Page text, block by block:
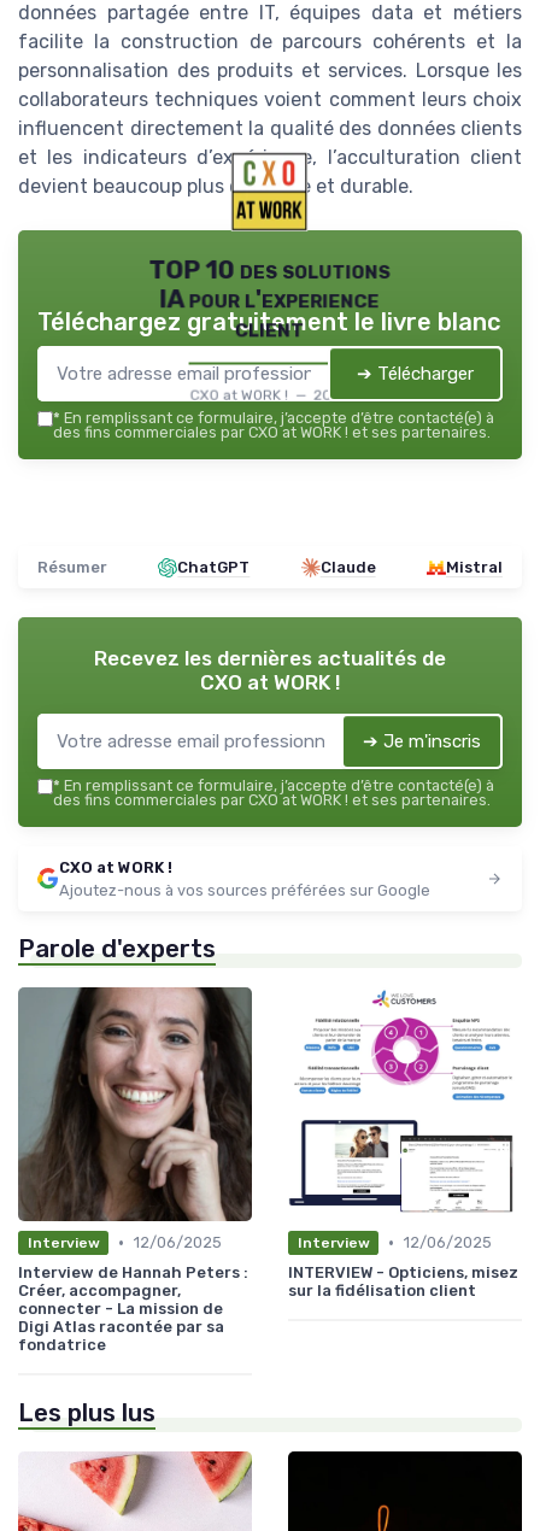
données partagée entre IT, équipes data et métiers
facilite la construction de parcours cohérents et la
personnalisation des produits et services. Lorsque les
collaborateurs techniques voient comment leurs choix
influencent directement la qualité des données clients
et les indicateurs d’expérience, l’acculturation client
devient beaucoup plus concrète et durable.
TOP 10 des solutions
IA pour l'experience
client
CXO at WORK ! — 2026
Téléchargez gratuitement le livre blanc
➔ Télécharger
* En remplissant ce formulaire, j’accepte d’être contacté(e) à
des fins commerciales par CXO at WORK ! et ses partenaires.
Résumer ChatGPT Claude Mistral
Recevez les dernières actualités de
CXO at WORK !
➔ Je m'inscris
* En remplissant ce formulaire, j’accepte d’être contacté(e) à
des fins commerciales par CXO at WORK ! et ses partenaires.
CXO at WORK !
Ajoutez-nous à vos sources préférées sur Google
Parole d'experts
Interview • 12/06/2025
Interview de Hannah Peters :
Créer, accompagner,
connecter - La mission de
Digi Atlas racontée par sa
fondatrice
Interview • 12/06/2025
INTERVIEW - Opticiens, misez
sur la fidélisation client
Les plus lus